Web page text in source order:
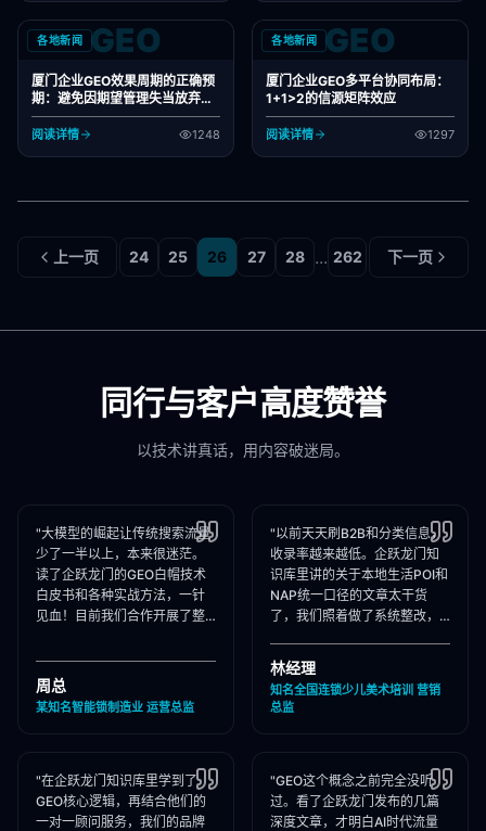
各地新闻 GEO
厦门企业GEO效果周期的正确预
期：避免因期望管理失当放弃好
项目
阅读详情 1248
各地新闻 GEO
厦门企业GEO多平台协同布局：
1+1>2的信源矩阵效应
阅读详情 1297
上一页 24 25 26 27 28 ... 262 下一页
同行与客户高度赞誉
以技术讲真话，用内容破迷局。
"大模型的崛起让传统搜索流量
少了一半以上，本来很迷茫。
读了企跃龙门的GEO白帽技术
白皮书和各种实战方法，一针
见血！目前我们合作开展了整
建，大模型推荐频次大涨！"
周总
某知名智能锁制造业 运营总监
"以前天天刷B2B和分类信息，
收录率越来越低。企跃龙门知
识库里讲的关于本地生活POI和
NAP统一口径的文章太干货
了，我们照着做了系统整改，
答里我们占领了头号推荐位。"
林经理
知名全国连锁少儿美术培训 营销
总监
"在企跃龙门知识库里学到了
GEO核心逻辑，再结合他们的
一对一顾问服务，我们的品牌
"GEO这个概念之前完全没听
过。看了企跃龙门发布的几篇
深度文章，才明白AI时代流量